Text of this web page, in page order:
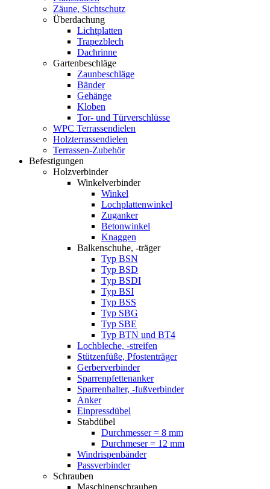
Zäune, Sichtschutz
Überdachung
Lichtplatten
Trapezblech
Dachrinne
Gartenbeschläge
Zaunbeschläge
Bänder
Gehänge
Kloben
Tor- und Türverschlüsse
WPC Terrassendielen
Holzterrassendielen
Terrassen-Zubehör
Befestigungen
Holzverbinder
Winkelverbinder
Winkel
Lochplattenwinkel
Zuganker
Betonwinkel
Knaggen
Balkenschuhe, -träger
Typ BSN
Typ BSD
Typ BSDI
Typ BSI
Typ BSS
Typ SBG
Typ SBE
Typ BTN und BT4
Lochbleche, -streifen
Stützenfüße, Pfostenträger
Gerberverbinder
Sparrenpfettenanker
Sparrenhalter, -fußverbinder
Anker
Einpressdübel
Stabdübel
Durchmesser = 8 mm
Durchmeser = 12 mm
Windrispenbänder
Passverbinder
Schrauben
Maschinenschrauben